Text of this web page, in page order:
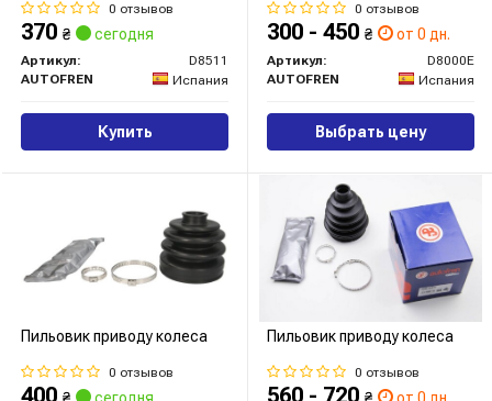
0 отзывов
370 ₴ сегодня
Артикул:
D8511
AUTOFREN
Испания
Купить
0 отзывов
300 - 450 ₴ от 0 дн.
Артикул:
D8000E
AUTOFREN
Испания
Выбрать цену
Пильовик приводу колеса
0 отзывов
400 ₴ сегодня
Пильовик приводу колеса
0 отзывов
560 - 720 ₴ от 0 дн.